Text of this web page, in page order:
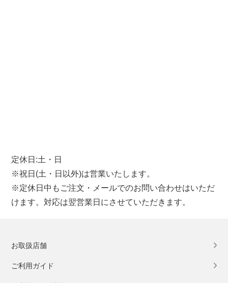
定休日:土・日
※祝日(土・日以外)は営業いたします。
※定休日中もご注文・メールでのお問い合わせはいただ
けます。対応は翌営業日にさせていただきます。
お取扱店舗
ご利用ガイド